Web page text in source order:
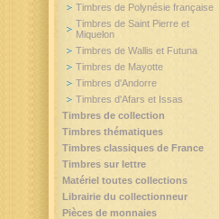
Timbres de Polynésie française
Timbres de Saint Pierre et
Miquelon
Timbres de Wallis et Futuna
Timbres de Mayotte
Timbres d'Andorre
Timbres d'Afars et Issas
Timbres de collection
Timbres thématiques
Timbres classiques de France
Timbres sur lettre
Matériel toutes collections
Librairie du collectionneur
Pièces de monnaies